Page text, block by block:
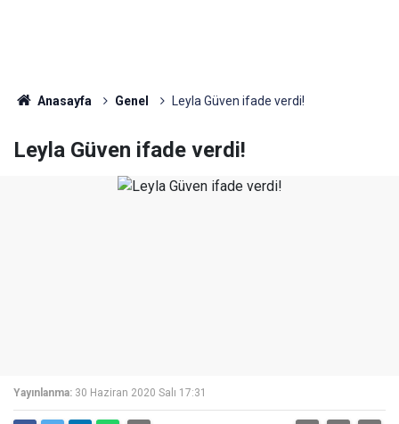
Anasayfa Genel Leyla Güven ifade verdi!
Leyla Güven ifade verdi!
Yayınlanma: 30 Haziran 2020 Salı 17:31